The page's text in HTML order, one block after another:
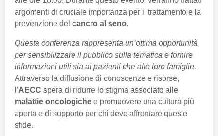
argomenti di cruciale importanza per il trattamento e la
prevenzione del cancro al seno.
Questa conferenza rappresenta un’ottima opportunità
per sensibilizzare il pubblico sulla tematica e fornire
informazioni utili sia ai pazienti che alle loro famiglie.
Attraverso la diffusione di conoscenze e risorse,
l’AECC spera di ridurre lo stigma associato alle
malattie oncologiche e promuovere una cultura più
aperta e di supporto per chi deve affrontare queste
sfide.